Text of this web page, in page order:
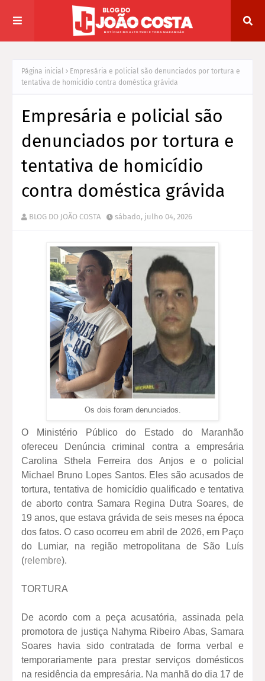
Página inicial
Empresária e policial são denunciados por tortura e
tentativa de homicídio contra doméstica grávida
Empresária e policial são
denunciados por tortura e
tentativa de homicídio
contra doméstica grávida
BLOG DO JOÃO COSTA sábado, julho 04, 2026
Os dois foram denunciados.
O Ministério Público do Estado do Maranhão
ofereceu Denúncia criminal contra a empresária
Carolina Sthela Ferreira dos Anjos e o policial
Michael Bruno Lopes Santos. Eles são acusados de
tortura, tentativa de homicídio qualificado e tentativa
de aborto contra Samara Regina Dutra Soares, de
19 anos, que estava grávida de seis meses na época
dos fatos. O caso ocorreu em abril de 2026, em Paço
do Lumiar, na região metropolitana de São Luís
(relembre).
TORTURA
De acordo com a peça acusatória, assinada pela
promotora de justiça Nahyma Ribeiro Abas, Samara
Soares havia sido contratada de forma verbal e
temporariamente para prestar serviços domésticos
na residência da empresária. Na manhã do dia 17 de